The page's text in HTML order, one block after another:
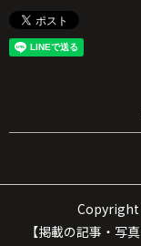
Copyright
【掲載の記事・写